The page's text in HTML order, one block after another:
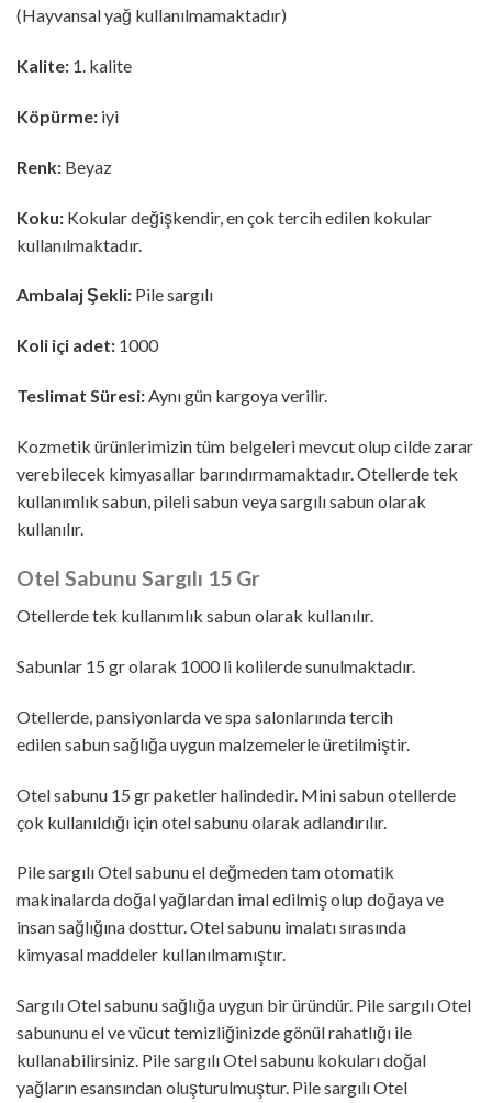
(Hayvansal yağ kullanılmamaktadır)
Kalite: 1. kalite
Köpürme: iyi
Renk: Beyaz
Koku: Kokular değişkendir, en çok tercih edilen kokular
kullanılmaktadır.
Ambalaj Şekli: Pile sargılı
Koli içi adet: 1000
Teslimat Süresi:Aynı gün kargoya verilir.
Kozmetik ürünlerimizin tüm belgeleri mevcut olup cilde zarar
verebilecek kimyasallar barındırmamaktadır. Otellerde tek
kullanımlık sabun, pileli sabun veya sargılı sabun olarak
kullanılır.
Otel Sabunu Sargılı 15 Gr
Otellerde tek kullanımlık sabun olarak kullanılır.
Sabunlar 15 gr olarak 1000 li kolilerde sunulmaktadır.
Otellerde, pansiyonlarda ve spa salonlarında tercih
edilen sabun sağlığa uygun malzemelerle üretilmiştir.
Otel sabunu 15 gr paketler halindedir. Mini sabun otellerde
çok kullanıldığı için otel sabunu olarak adlandırılır.
Pile sargılı Otel sabunu el değmeden tam otomatik
makinalarda doğal yağlardan imal edilmiş olup doğaya ve
insan sağlığına dosttur. Otel sabunu imalatı sırasında
kimyasal maddeler kullanılmamıştır.
Sargılı Otel sabunu sağlığa uygun bir üründür. Pile sargılı Otel
sabununu el ve vücut temizliğinizde gönül rahatlığı ile
kullanabilirsiniz. Pile sargılı Otel sabunu kokuları doğal
yağların esansından oluşturulmuştur. Pile sargılı Otel